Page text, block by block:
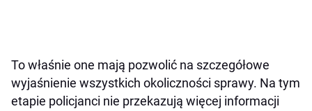
To właśnie one mają pozwolić na szczegółowe
wyjaśnienie wszystkich okoliczności sprawy. Na tym
etapie policjanci nie przekazują więcej informacji